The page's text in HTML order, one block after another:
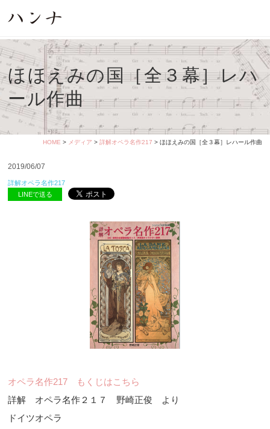
ほほえみの国［全３幕］レハ
ール作曲
HOME > メディア > 詳解オペラ名作217 > ほほえみの国［全３幕］レハール作曲
2019/06/07
詳解オペラ名作217
LINEで送る
オペラ名作217 もくじはこちら
詳解 オペラ名作２１７ 野崎正俊 より
ドイツオペラ